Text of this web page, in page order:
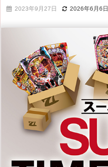
2023年9月27日 2026年6月6日